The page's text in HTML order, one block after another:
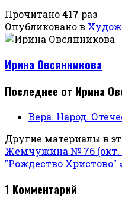
Прочитано417 раз
Опубликовано в
Ирина Овсянникова
Последнее от Ирина
Вера. Народ.
Другие материалы в
Жемчужина № 76 (окт.
"Рождество Христово"
1 Комментарий